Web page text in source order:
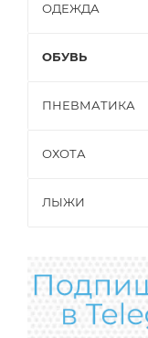
ОДЕЖДА
ОБУВЬ
ПНЕВМАТИКА
ОХОТА
ЛЫЖИ